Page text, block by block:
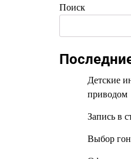
Поиск
Детские
приводом
Запись в
Выбор